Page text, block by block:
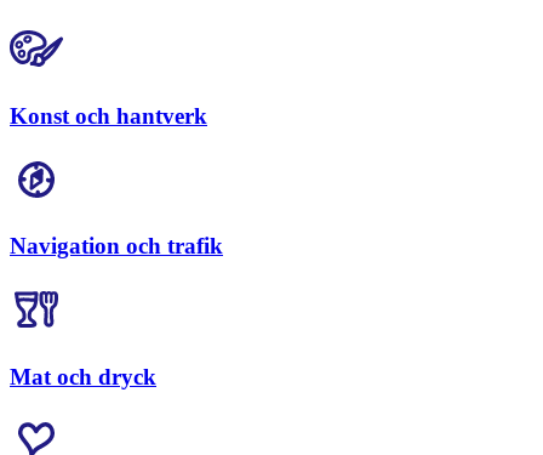
Konst och hantverk
Navigation och trafik
Mat och dryck